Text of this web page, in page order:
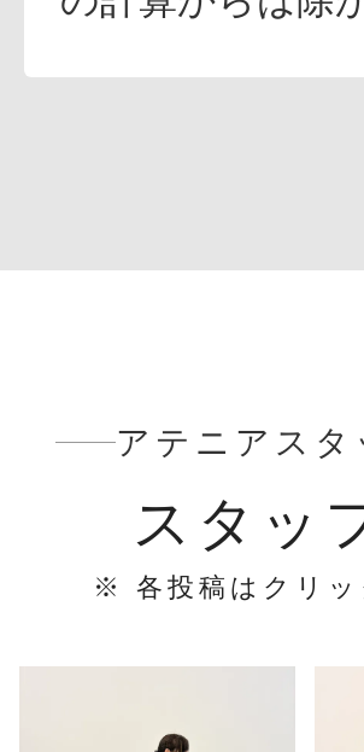
アテニアス
スタッ
※ 各投稿はクリ